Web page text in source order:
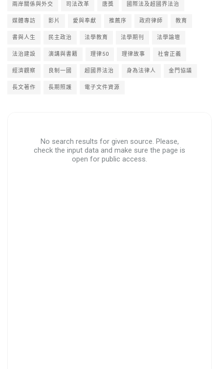
兩岸關係與外交 司法改革 唐獎 國際法及超國界法治
媒體專訪 影片 愛與奉獻 推薦序 政府律師 教育
書與人生 民主政治 法學教育 法學期刊 法學論壇
法治建設 演講與書籍 理律50 理律故事 社會正義
經濟觀察 良制一國 超國界法治 身為法律人 金門協議
長文著作 長期照護 電子文件資源
No search results for given source. Please,
check the input data and make sure the page is
open for public access.